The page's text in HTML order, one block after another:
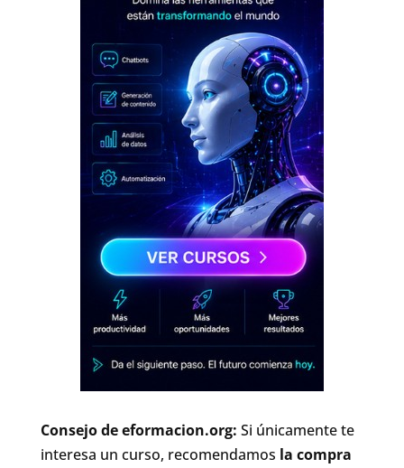
Consejo de eformacion.org: Si únicamente te
interesa un curso, recomendamos la compra